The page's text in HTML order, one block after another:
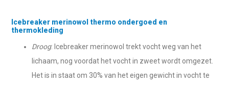
Icebreaker merinowol thermo ondergoed en
thermokleding
Droog: Icebreaker merinowol trekt vocht weg van het
lichaam, nog voordat het vocht in zweet wordt omgezet.
Het is in staat om 30% van het eigen gewicht in vocht te